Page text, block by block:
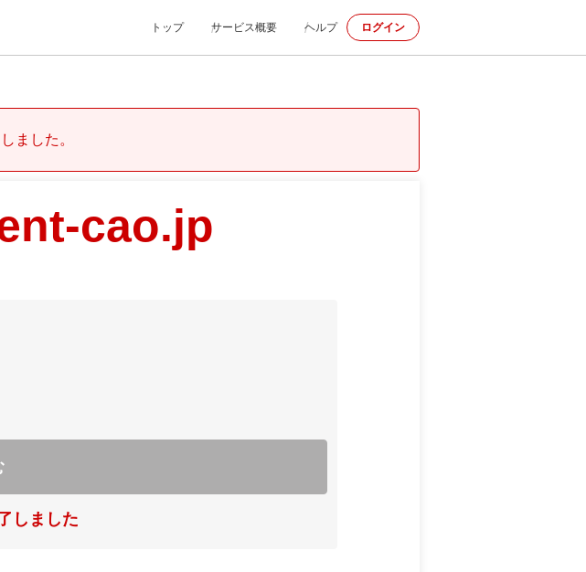
トップ サービス概要 ヘルプ ログイン
ました。
cao.jp
しました